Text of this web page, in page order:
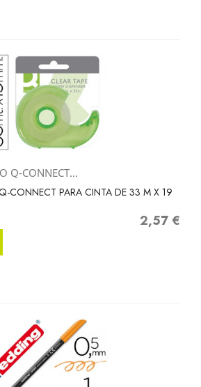
Q-CONNECT...
CONNECT PARA CINTA DE 33 M X 19
Precio
2,57 €